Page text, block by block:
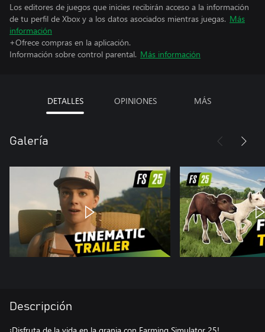
Los editores de juegos que inicies recibirán acceso a la información
de tu perfil de Xbox y a los datos asociados mientras juegas. Más
información
+Ofrece compras en la aplicación.
Información sobre control parental. Más información
DETALLES OPINIONES MÁS
Galería
Descripción